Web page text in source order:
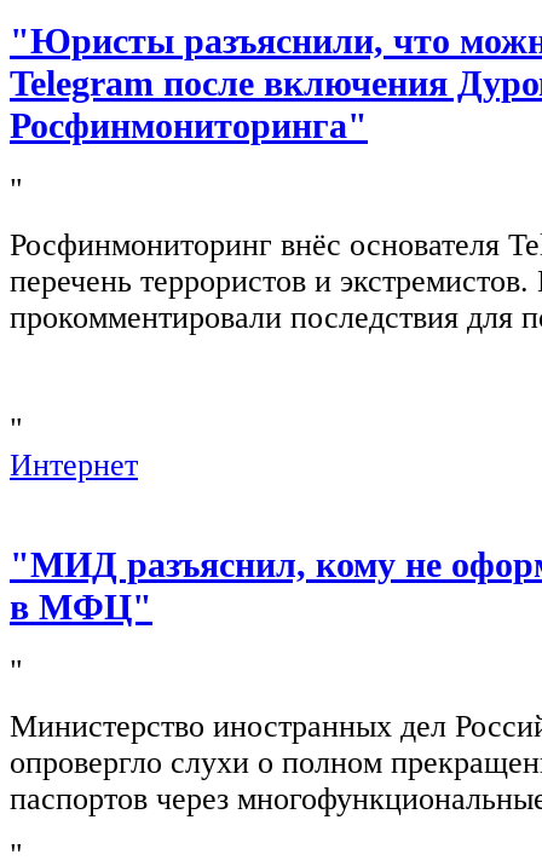
"Юристы разъяснили, что
Telegram после включения
Росфинмониторинга"
"
Росфинмониторинг внёс основателя
перечень террористов и
прокомментировали последствия для
"
Интернет
"МИД разъяснил, кому не
в МФЦ"
"
Министерство иностранных дел
опровергло слухи о полном
паспортов через
"